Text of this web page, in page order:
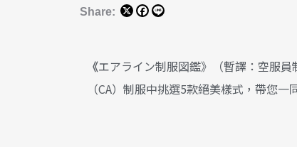
Share:
《エアライン制服図鑑》（暫譯：空服
（CA）制服中挑選5款絕美樣式，帶您一